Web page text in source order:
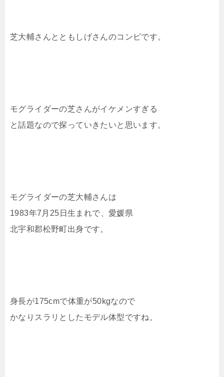
芝大輔さんとともしげさんのコンビです。
モグライダーの芝さんがイケメンすぎる
と話題なので探っていきたいと思います。
モグライダーの芝大輔さんは
1983年7月25日生まれで、愛媛県
北宇和郡松野町出身です。
身長が175cmで体重が50kgなので
かなりスラリとしたモデル体型ですね。